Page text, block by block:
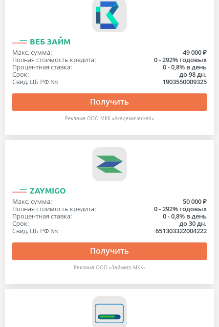
ВЕБ ЗАЙМ
Макс. сумма:
49 000 ₽
Полная стоимость кредита:
0 - 292% годовых
Процентная ставка:
0 - 0,8% в день
Срок:
до 98 дн.
Свид. ЦБ РФ №:
1903550009325
Получить
Реклама ООО МКК «Академическая»
ZAYMIGO
Макс. сумма:
50 000 ₽
Полная стоимость кредита:
0 - 292% годовых
Процентная ставка:
0 - 0,8% в день
Срок:
до 30 дн.
Свид. ЦБ РФ №:
651303322004222
Получить
Реклама ООО «Займиго МКК»